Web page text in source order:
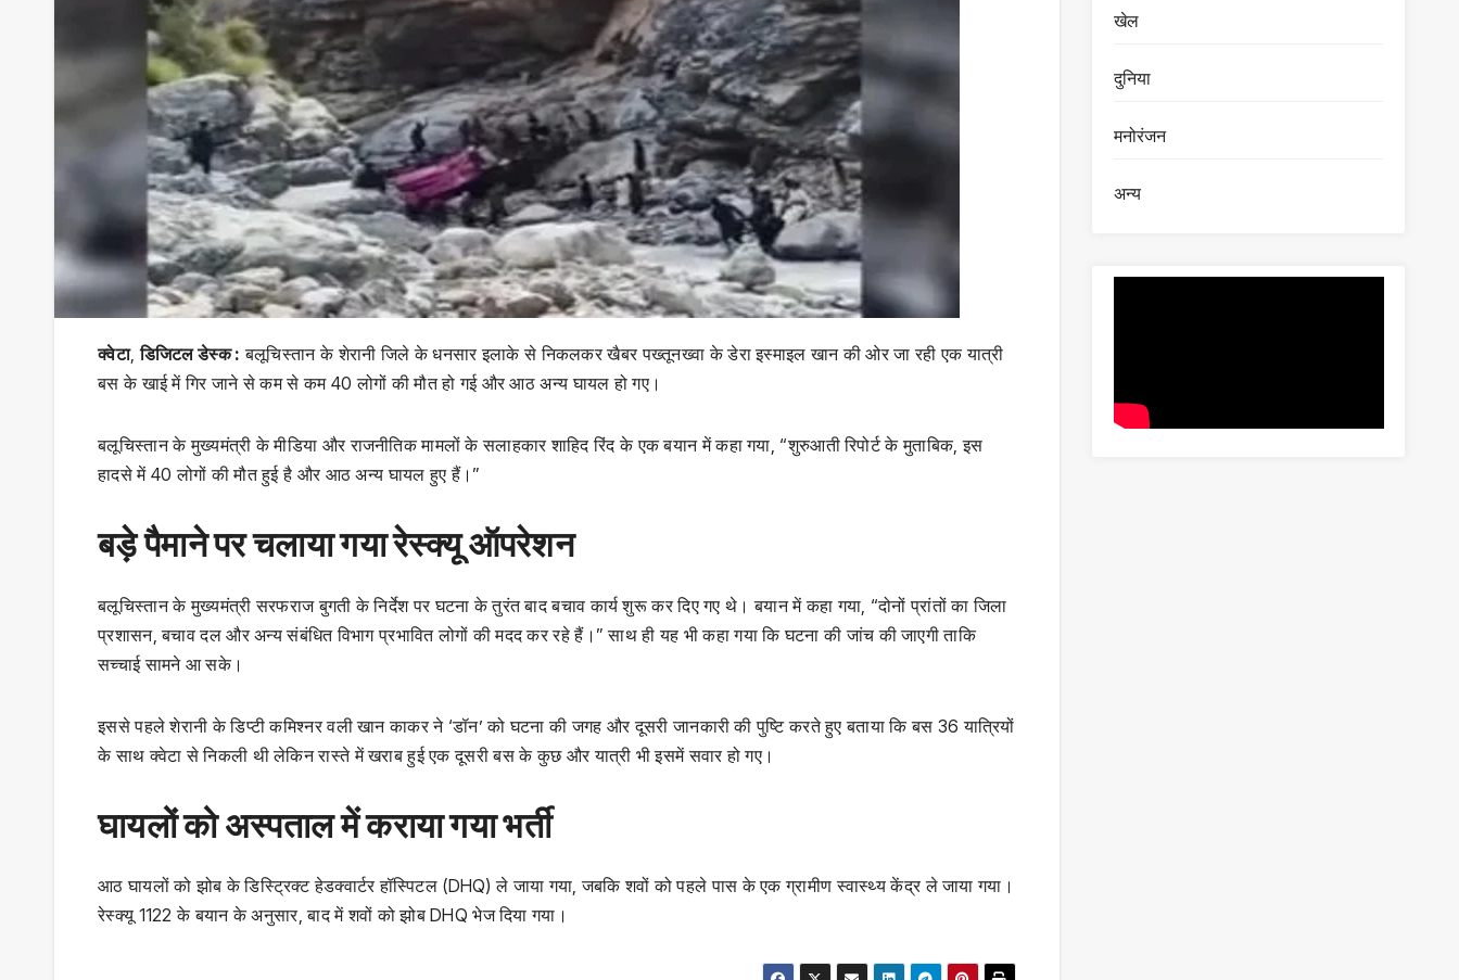
क्वेटा,डिजिटल डेस्क : बलूचिस्तान के शेरानी जिले के धनसार इलाके से निकलकर खैबर पख्तूनख्वा के डेरा इस्माइल खान की ओर जा रही एक यात्री
बस के खाई में गिर जाने से कम से कम 40 लोगों की मौत हो गई और आठ अन्य घायल हो गए।
बलूचिस्तान के मुख्यमंत्री के मीडिया और राजनीतिक मामलों के सलाहकार शाहिद रिंद के एक बयान में कहा गया, “शुरुआती रिपोर्ट के मुताबिक, इस
हादसे में 40 लोगों की मौत हुई है और आठ अन्य घायल हुए हैं।”
बड़े पैमाने पर चलाया गया रेस्क्यू ऑपरेशन
बलूचिस्तान के मुख्यमंत्री सरफराज बुगती के निर्देश पर घटना के तुरंत बाद बचाव कार्य शुरू कर दिए गए थे। बयान में कहा गया, “दोनों प्रांतों का जिला
प्रशासन, बचाव दल और अन्य संबंधित विभाग प्रभावित लोगों की मदद कर रहे हैं।” साथ ही यह भी कहा गया कि घटना की जांच की जाएगी ताकि
सच्चाई सामने आ सके।
इससे पहले शेरानी के डिप्टी कमिश्नर वली खान काकर ने ‘डॉन’ को घटना की जगह और दूसरी जानकारी की पुष्टि करते हुए बताया कि बस 36 यात्रियों
के साथ क्वेटा से निकली थी लेकिन रास्ते में खराब हुई एक दूसरी बस के कुछ और यात्री भी इसमें सवार हो गए।
घायलों को अस्पताल में कराया गया भर्ती
आठ घायलों को झोब के डिस्ट्रिक्ट हेडक्वार्टर हॉस्पिटल (DHQ) ले जाया गया, जबकि शवों को पहले पास के एक ग्रामीण स्वास्थ्य केंद्र ले जाया गया।
रेस्क्यू 1122 के बयान के अनुसार, बाद में शवों को झोब DHQ भेज दिया गया।
खेल
दुनिया
मनोरंजन
अन्य